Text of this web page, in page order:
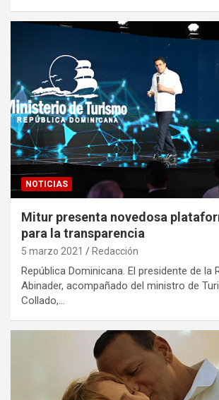
NOTICIAS
Mitur presenta novedosa
para la transparencia
5 marzo 2021 Redacción
República Dominicana. El presidente de la
Abinader, acompañado del ministro de
Collado,…